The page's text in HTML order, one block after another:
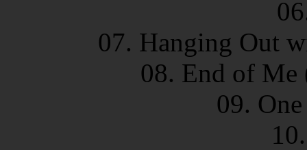
07. Hanging Out
08. End of Me
09.